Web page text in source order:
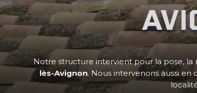
Notre structure intervient pour la pose, la
lès-Avignon. Nous intervenons aussi